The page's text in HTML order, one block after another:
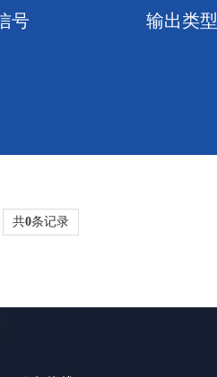
号 输出类型
共0条记录